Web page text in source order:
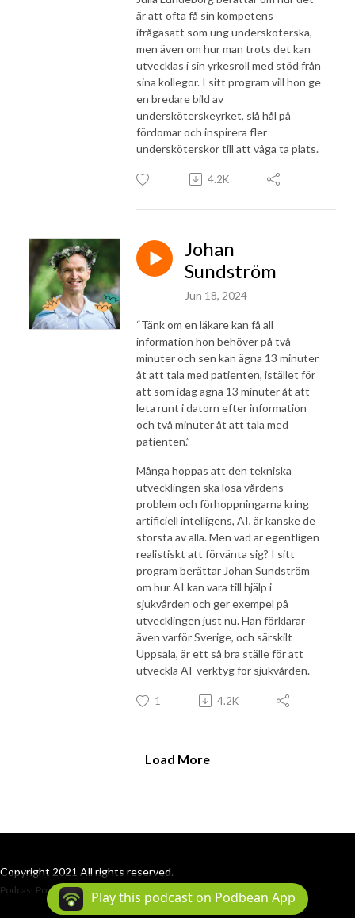
är att ofta få sin kompetens
ifrågasatt som ung undersköterska,
men även om hur man trots det kan
utvecklas i sin yrkesroll med stöd från
sina kollegor. I sitt program vill hon ge
en bredare bild av
undersköterskeyrket, slå hål på
fördomar och inspirera fler
undersköterskor till att våga ta plats.
4.2K
Johan
Sundström
Jun 18, 2024
“Tänk om en läkare kan få all
information hon behöver på två
minuter och sen kan ägna 13 minuter
åt att tala med patienten, istället för
att som idag ägna 13 minuter åt att
leta runt i datorn efter information
och två minuter åt att tala med
patienten.”
Många hoppas att den tekniska
utvecklingen ska lösa vårdens
problem och förhoppningarna kring
artificiell intelligens, AI, är kanske de
största av alla. Men vad är egentligen
realistiskt att förvänta sig? I sitt
program berättar Johan Sundström
om hur AI kan vara till hjälp i
sjukvården och ger exempel på
utvecklingen just nu. Han förklarar
även varför Sverige, och särskilt
Uppsala, är ett så bra ställe för att
utveckla AI-verktyg för sjukvården.
1 4.2K
Load More
Copyright 2021 All rights reserved.
Podcast Powered By Podbean
Play this podcast on Podbean App